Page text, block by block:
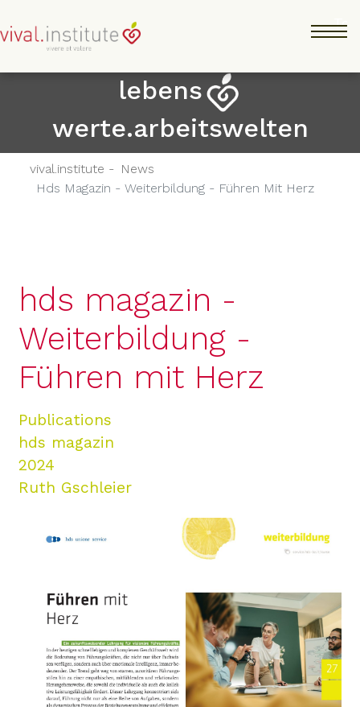
lebens
werte.arbeitswelten
vival.institute - News
Hds Magazin - Weiterbildung - Führen Mit Herz
hds magazin -
Weiterbildung -
Führen mit Herz
Publications
hds magazin
2024
Ruth Gschleier